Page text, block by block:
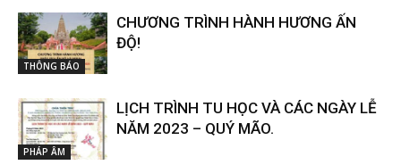
THÔNG BÁO
CHƯƠNG TRÌNH HÀNH HƯƠNG ẤN
ĐỘ!
PHÁP ÂM
LỊCH TRÌNH TU HỌC VÀ CÁC NGÀY LỄ
NĂM 2023 – QUÝ MÃO.